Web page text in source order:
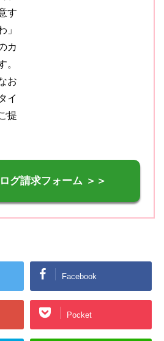
す
」
カ
。
お
イ
提
グ請求フォーム ＞＞
Facebook
Pocket